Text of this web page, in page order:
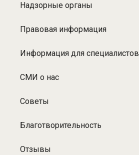
Надзорные органы
Правовая информация
Информация для специалистов
СМИ о нас
Советы
Благотворительность
Отзывы